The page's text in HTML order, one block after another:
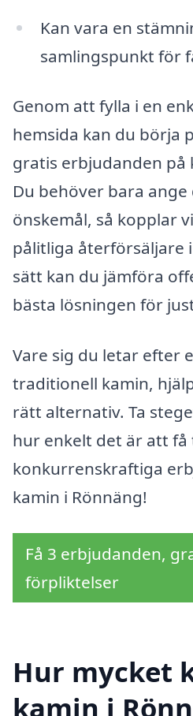
Kan vara en
samlingspunkt för
Genom att fylla i en
hemsida kan du börja
gratis erbjudanden på
Du behöver bara
önskemål, så kopplar
pålitliga återförsäljare
sätt kan du jämföra
bästa lösningen för
Vare sig du letar efter
traditionell kamin,
rätt alternativ. Ta
hur enkelt det är att få
konkurrenskraftiga
kamin i Rönnäng!
Få 3 erbjudanden,
förpliktelser
Hur mycket
kamin i